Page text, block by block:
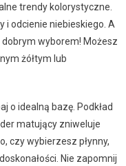
trendy kolorystyczne.
i odcienie niebieskiego. A
wyborem! Możesz
żółtym lub
o idealną bazę. Podkład
matujący zniweluje
czy wybierzesz płynny,
Nie zapomnij